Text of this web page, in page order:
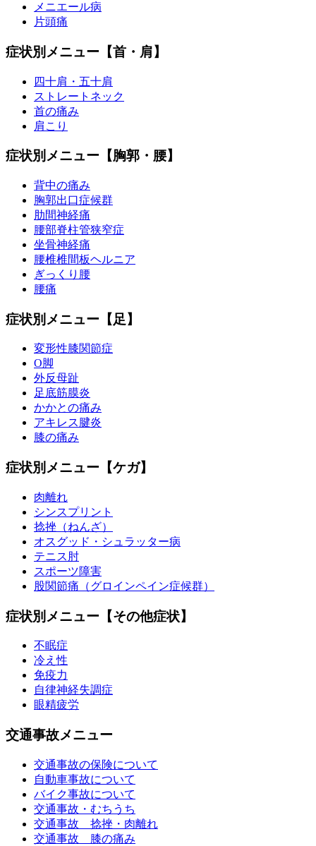
メニエール病
片頭痛
症状別メニュー【首・肩】
四十肩・五十肩
ストレートネック
首の痛み
肩こり
症状別メニュー【胸郭・腰】
背中の痛み
胸郭出口症候群
肋間神経痛
腰部脊柱管狭窄症
坐骨神経痛
腰椎椎間板ヘルニア
ぎっくり腰
腰痛
症状別メニュー【足】
変形性膝関節症
O脚
外反母趾
足底筋膜炎
かかとの痛み
アキレス腱炎
膝の痛み
症状別メニュー【ケガ】
肉離れ
シンスプリント
捻挫（ねんざ）
オスグッド・シュラッター病
テニス肘
スポーツ障害
股関節痛（グロインペイン症候群）
症状別メニュー【その他症状】
不眠症
冷え性
免疫力
自律神経失調症
眼精疲労
交通事故メニュー
交通事故の保険について
自動車事故について
バイク事故について
交通事故・むちうち
交通事故 捻挫・肉離れ
交通事故 膝の痛み